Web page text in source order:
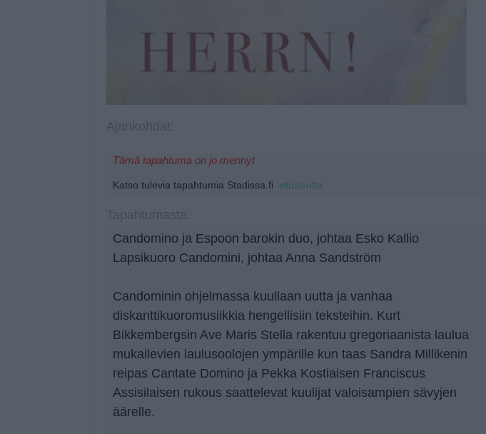
Tämä tapahtuma on jo mennyt
Katso tulevia tapahtumia Stadissa.fi -etusivulta.
Candomino ja Espoon barokin duo, johtaa Esko Kallio
Lapsikuoro Candomini, johtaa Anna Sandström
Candominin ohjelmassa kuullaan uutta ja vanhaa
diskanttikuoromusiikkia hengellisiin teksteihin. Kurt
Bikkembergsin Ave Maris Stella rakentuu gregoriaanista laulua
mukailevien laulusoolojen ympärille kun taas Sandra Millikenin
reipas Cantate Domino ja Pekka Kostiaisen Franciscus
Assisilaisen rukous saattelevat kuulijat valoisampien sävyjen
äärelle.